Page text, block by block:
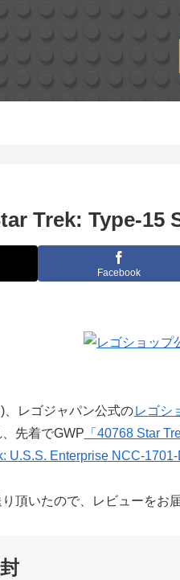
Trek: Type-
Facebook
、レゴジャパン公式のレゴシ
先着でGWP 「40768 Star
U.S.S. Enterprise NCC-1701-
頂いたので、レビューをお